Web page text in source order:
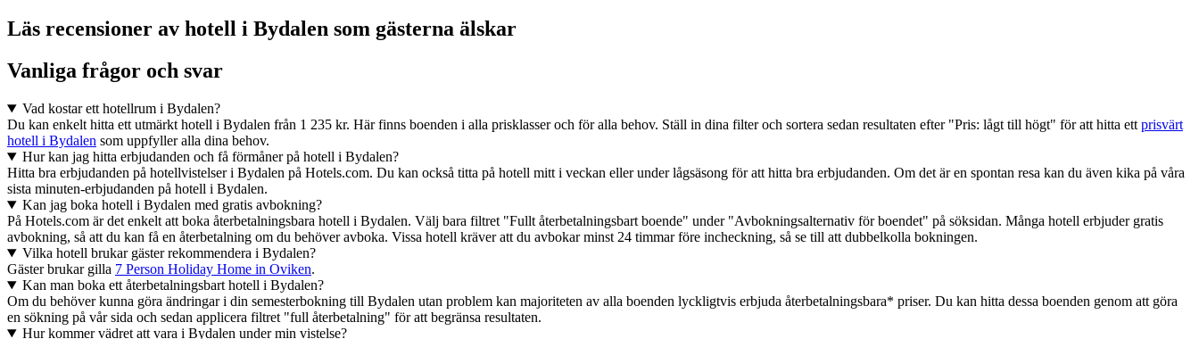
Läs recensioner av hotell i Bydalen som gästerna älskar
Vanliga frågor och svar
Vad kostar ett hotellrum i Bydalen?
Du kan enkelt hitta ett utmärkt hotell i Bydalen från 1 235 kr. Här finns boenden i alla prisklasser och för alla behov. Ställ in dina filter och sortera sedan resultaten efter "Pris: lågt till högt" för att hitta ett prisvärt
hotell i Bydalen som uppfyller alla dina behov.
Hur kan jag hitta erbjudanden och få förmåner på hotell i Bydalen?
Hitta bra erbjudanden på hotellvistelser i Bydalen på Hotels.com. Du kan också titta på hotell mitt i veckan eller under lågsäsong för att hitta bra erbjudanden. Om det är en spontan resa kan du även kika på våra
sista minuten-erbjudanden på hotell i Bydalen.
Kan jag boka hotell i Bydalen med gratis avbokning?
På Hotels.com är det enkelt att boka återbetalningsbara hotell i Bydalen. Välj bara filtret "Fullt återbetalningsbart boende" under "Avbokningsalternativ för boendet" på söksidan. Många hotell erbjuder gratis
avbokning, så att du kan få en återbetalning om du behöver avboka. Vissa hotell kräver att du avbokar minst 24 timmar före incheckning, så se till att dubbelkolla bokningen.
Vilka hotell brukar gäster rekommendera i Bydalen?
Gäster brukar gilla 7 Person Holiday Home in Oviken.
Kan man boka ett återbetalningsbart hotell i Bydalen?
Om du behöver kunna göra ändringar i din semesterbokning till Bydalen utan problem kan majoriteten av alla boenden lyckligtvis erbjuda återbetalningsbara* priser. Du kan hitta dessa boenden genom att göra
en sökning på vår sida och sedan applicera filtret "full återbetalning" för att begränsa resultaten.
Hur kommer vädret att vara i Bydalen under min vistelse?